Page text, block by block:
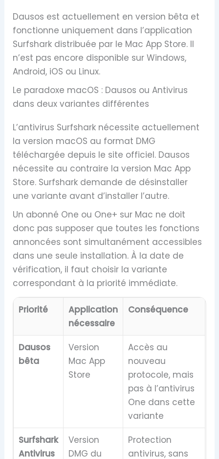
Dausos est actuellement en version bêta et
fonctionne uniquement dans l’application
Surfshark distribuée par le Mac App Store. Il
n’est pas encore disponible sur Windows,
Android, iOS ou Linux.
Le paradoxe macOS : Dausos ou Antivirus
dans deux variantes différentes
L’antivirus Surfshark nécessite actuellement
la version macOS au format DMG
téléchargée depuis le site officiel. Dausos
nécessite au contraire la version Mac App
Store. Surfshark demande de désinstaller
une variante avant d’installer l’autre.
Un abonné One ou One+ sur Mac ne doit
donc pas supposer que toutes les fonctions
annoncées sont simultanément accessibles
dans une seule installation. À la date de
vérification, il faut choisir la variante
correspondant à la priorité immédiate.
Priorité
Application
nécessaire
Conséquence
Dausos
bêta
Version
Mac App
Store
Accès au
nouveau
protocole, mais
pas à l’antivirus
One dans cette
variante
Surfshark
Antivirus
Version
DMG du
Protection
antivirus, sans